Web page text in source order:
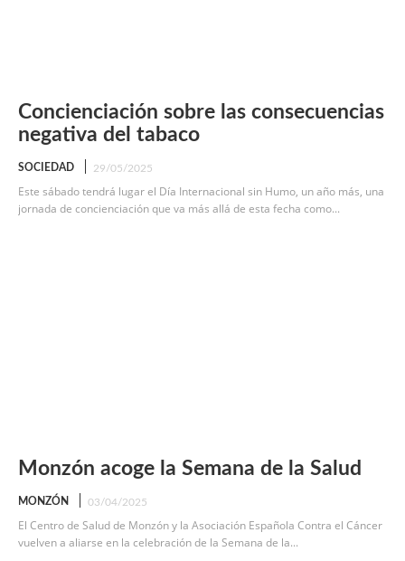
Concienciación sobre las consecuencias
negativa del tabaco
SOCIEDAD 29/05/2025
Este sábado tendrá lugar el Día Internacional sin Humo, un año más, una
jornada de concienciación que va más allá de esta fecha como...
Monzón acoge la Semana de la Salud
MONZÓN 03/04/2025
El Centro de Salud de Monzón y la Asociación Española Contra el Cáncer
vuelven a aliarse en la celebración de la Semana de la...